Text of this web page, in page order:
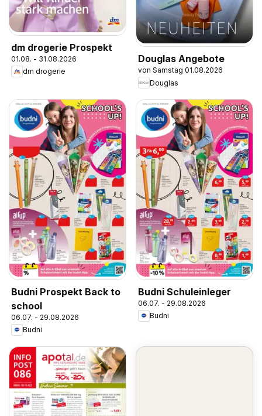
dm drogerie Prospekt
01.08. - 31.08.2026
dm drogerie
Douglas Angebote
von Samstag 01.08.2026
Douglas
Budni Prospekt Back to
school
06.07. - 29.08.2026
Budni
Budni Schuleinleger
06.07. - 29.08.2026
Budni